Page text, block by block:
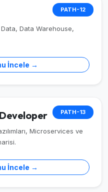
PATH-12
Data Warehouse,
İncele →
PATH-13
Microservices ve
İncele →